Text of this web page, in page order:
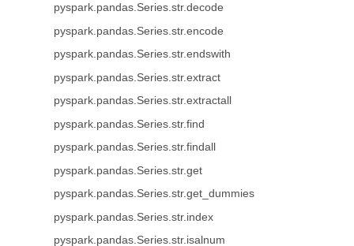
pyspark.pandas.Series.str.decode
pyspark.pandas.Series.str.encode
pyspark.pandas.Series.str.endswith
pyspark.pandas.Series.str.extract
pyspark.pandas.Series.str.extractall
pyspark.pandas.Series.str.find
pyspark.pandas.Series.str.findall
pyspark.pandas.Series.str.get
pyspark.pandas.Series.str.get_dummies
pyspark.pandas.Series.str.index
pyspark.pandas.Series.str.isalnum